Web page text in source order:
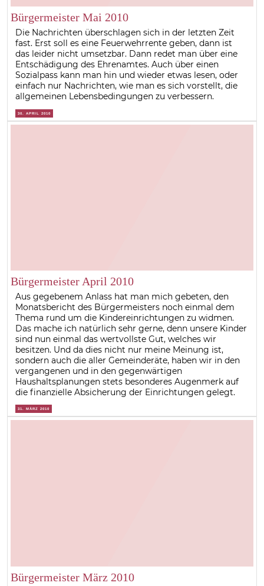
Bürgermeister Mai 2010
Die Nachrichten überschlagen sich in der letzten Zeit
fast. Erst soll es eine Feuerwehrrente geben, dann ist
das leider nicht umsetzbar. Dann redet man über eine
Entschädigung des Ehrenamtes. Auch über einen
Sozialpass kann man hin und wieder etwas lesen, oder
einfach nur Nachrichten, wie man es sich vorstellt, die
allgemeinen Lebensbedingungen zu verbessern.
30. APRIL 2010
Bürgermeister April 2010
Aus gegebenem Anlass hat man mich gebeten, den
Monatsbericht des Bürgermeisters noch einmal dem
Thema rund um die Kindereinrichtungen zu widmen.
Das mache ich natürlich sehr gerne, denn unsere Kinder
sind nun einmal das wertvollste Gut, welches wir
besitzen. Und da dies nicht nur meine Meinung ist,
sondern auch die aller Gemeinderäte, haben wir in den
vergangenen und in den gegenwärtigen
Haushaltsplanungen stets besonderes Augenmerk auf
die finanzielle Absicherung der Einrichtungen gelegt.
31. MÄRZ 2010
Bürgermeister März 2010